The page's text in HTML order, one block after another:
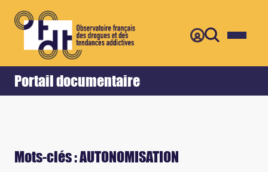
Portail documentaire
Accueil Retour
Mots-clés : AUTONOMISATION